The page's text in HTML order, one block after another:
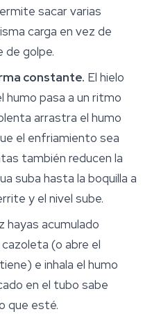
sacar varias
carga en vez de
de golpe.
constante. El hielo
humo pasa a un ritmo
arrastra el humo
el enfriamiento sea
también reducen la
suba hasta la boquilla a
y el nivel sube.
hayas acumulado
(o abre el
e inhala el humo
en el tubo sabe
que esté.